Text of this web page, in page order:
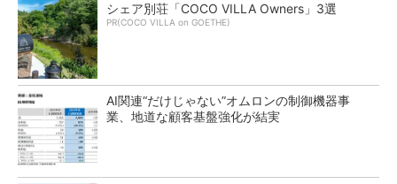
シェア別荘「COCO VILLA Owners」3選
PR(COCO VILLA on GOETHE)
AI関連“だけじゃない”オムロンの制御機器事
業、地道な顧客基盤強化が結実